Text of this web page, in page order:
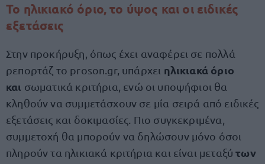
Το ηλικιακό όριο, το ύψος και οι ειδικές
εξετάσεις
Στην προκήρυξη, όπως έχει αναφέρει σε πολλά
ρεπορτάζ το proson.gr, υπάρχει ηλικιακά όριο
και σωματικά κριτήρια, ενώ οι υποψήφιοι θα
κληθούν να συμμετάσχουν σε μία σειρά από ειδικές
εξετάσεις και δοκιμασίες. Πιο συγκεκριμένα,
συμμετοχή θα μπορούν να δηλώσουν μόνο όσοι
πληρούν τα ηλικιακά κριτήρια και είναι μεταξύτων